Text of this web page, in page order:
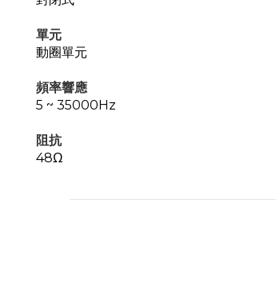
單元
動圈單元
頻率響應
5 ~ 35000Hz
阻抗
48Ω